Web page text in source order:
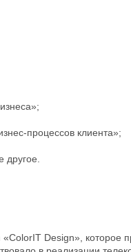
процессов клиента»;
Design», которое